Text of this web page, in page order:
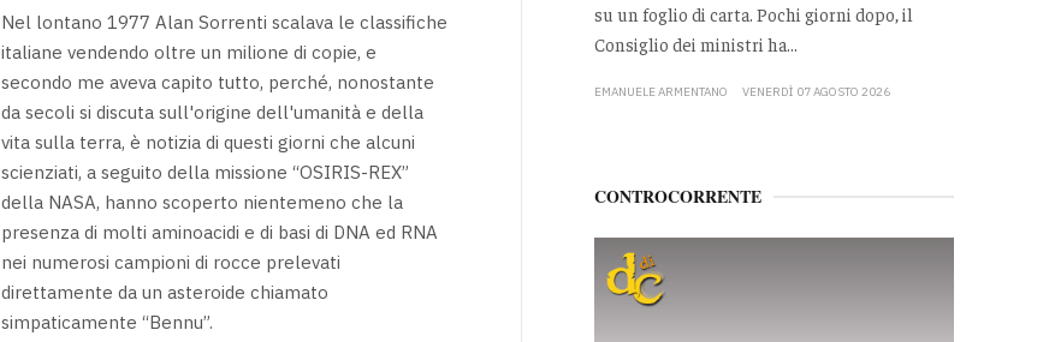
Nel lontano 1977 Alan Sorrenti scalava le classifiche
italiane vendendo oltre un milione di copie, e
secondo me aveva capito tutto, perché, nonostante
da secoli si discuta sull'origine dell'umanità e della
vita sulla terra, è notizia di questi giorni che alcuni
scienziati, a seguito della missione “OSIRIS-REX”
della NASA, hanno scoperto nientemeno che la
presenza di molti aminoacidi e di basi di DNA ed RNA
nei numerosi campioni di rocce prelevati
direttamente da un asteroide chiamato
simpaticamente “Bennu”.
su un foglio di carta. Pochi giorni dopo, il
Consiglio dei ministri ha...
EMANUELE ARMENTANO VENERDÌ 07 AGOSTO 2026
CONTROCORRENTE